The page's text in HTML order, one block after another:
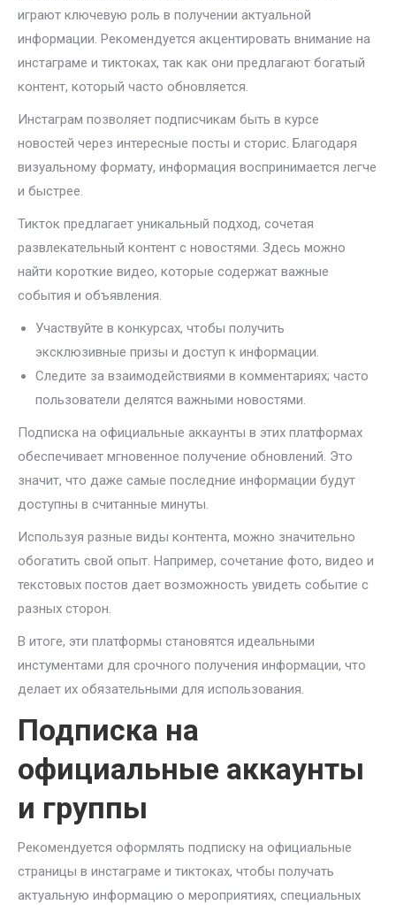
играют ключевую роль в получении актуальной
информации. Рекомендуется акцентировать внимание на
инстаграме и тиктоках, так как они предлагают богатый
контент, который часто обновляется.
Инстаграм позволяет подписчикам быть в курсе
новостей через интересные посты и сторис. Благодаря
визуальному формату, информация воспринимается легче
и быстрее.
Тикток предлагает уникальный подход, сочетая
развлекательный контент с новостями. Здесь можно
найти короткие видео, которые содержат важные
события и объявления.
Участвуйте в конкурсах, чтобы получить
эксклюзивные призы и доступ к информации.
Следите за взаимодействиями в комментариях; часто
пользователи делятся важными новостями.
Подписка на официальные аккаунты в этих платформах
обеспечивает мгновенное получение обновлений. Это
значит, что даже самые последние информации будут
доступны в считанные минуты.
Используя разные виды контента, можно значительно
обогатить свой опыт. Например, сочетание фото, видео и
текстовых постов дает возможность увидеть событие с
разных сторон.
В итоге, эти платформы становятся идеальными
инстументами для срочного получения информации, что
делает их обязательными для использования.
Подписка на
официальные аккаунты
и группы
Рекомендуется оформлять подписку на официальные
страницы в инстаграме и тиктоках, чтобы получать
актуальную информацию о мероприятиях, специальных